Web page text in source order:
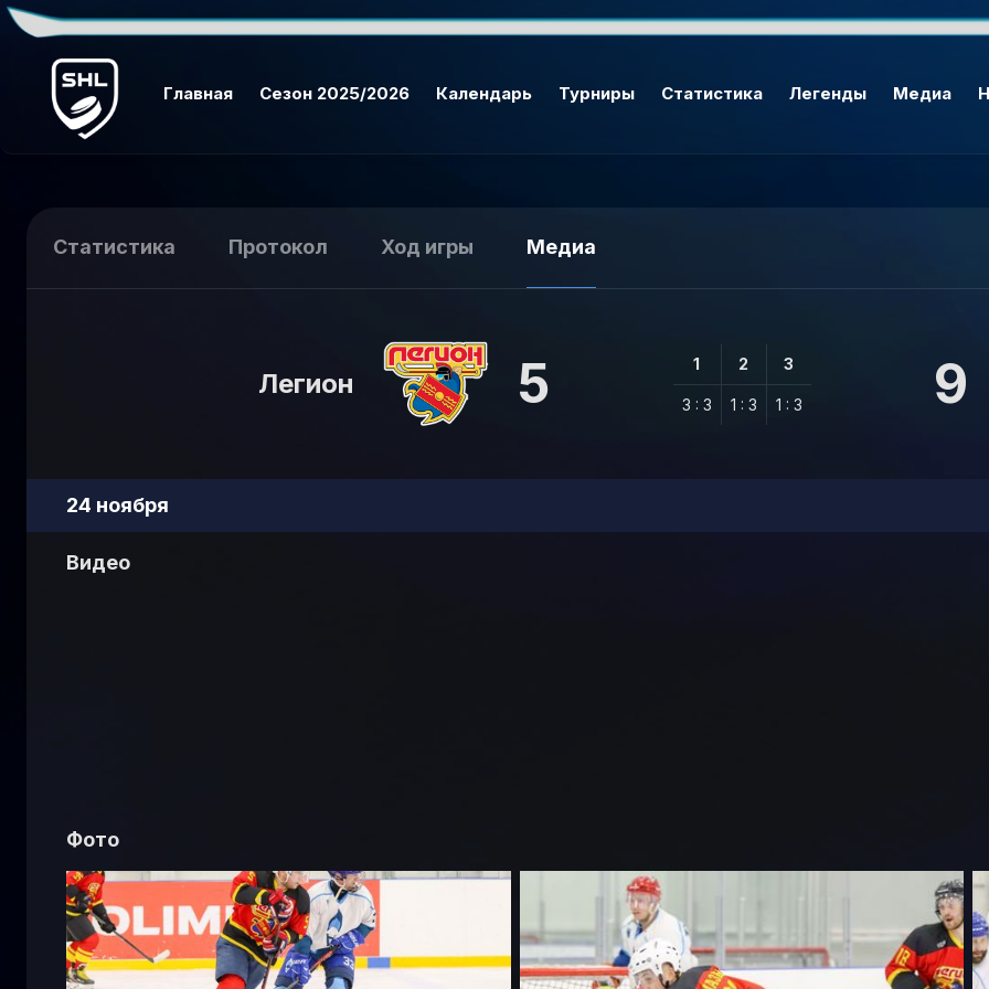
Главная Сезон 2025/2026 Календарь Турниры Статистика Легенды Медиа
Статистика Протокол Ход игры Медиа
Легион 5 1
3 : 3
2
1 : 3
3
1 : 3 9
24 ноября
Видео
Фото